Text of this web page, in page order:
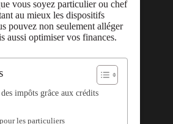
vous soyez particulier ou chef
au mieux les dispositifs
pouvez non seulement alléger
aussi optimiser vos finances.
impôts grâce aux crédits
les particuliers